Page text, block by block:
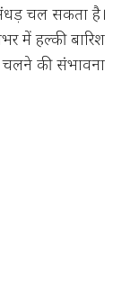
चल सकता है।
में हल्की बारिश
चलने की संभावना